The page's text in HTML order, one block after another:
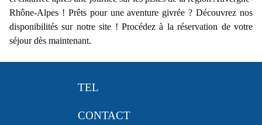
Rhône-Alpes ! Prêts pour une aventure givrée ? Découvrez nos
disponibilités sur notre site ! Procédez à la réservation de votre
séjour dès maintenant.
TEL
CONTACT